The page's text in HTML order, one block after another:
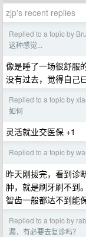
zjp's recent replies
Replied to a topic by
这种感觉...
像是睡了一场很舒服
没有过去，觉得自己
Replied to a topic by
如何
灵活就业交医保 +1
Replied to a topic by
昨天刚拔完，看到诊
肿，就是刷牙刷不到。
智齿一般都达不到能
Replied to a topic by
漏，有必要去复诊吗？